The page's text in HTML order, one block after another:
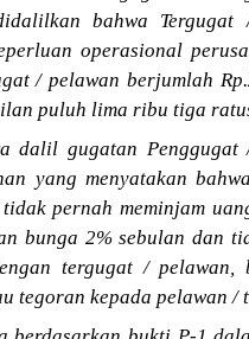
bahwa
operasional
/ pelawan berjumlah
puluh lima ribu tiga
dalil gugatan
yang menyatakan
pernah meminjam
bunga 2% sebulan dan
tergugat /
tegoran kepada pelawan /